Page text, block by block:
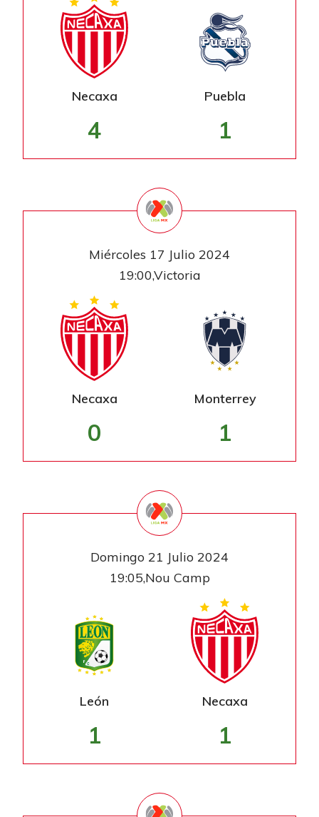
Necaxa
4
Puebla
1
Miércoles 17 Julio 2024
19:00,Victoria
Necaxa
0
Monterrey
1
Domingo 21 Julio 2024
19:05,Nou Camp
León
1
Necaxa
1